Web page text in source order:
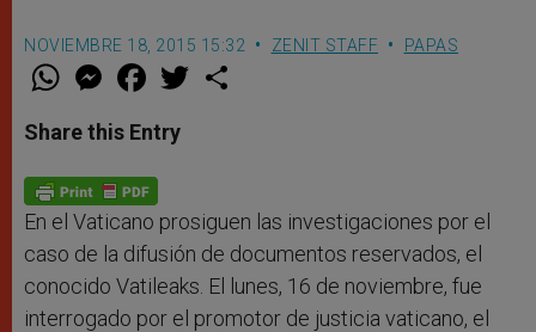
NOVIEMBRE 18, 2015 15:32 ZENIT STAFF PAPAS
W
t
s
p
p
M
e
s
e
g
e
r
F
a
e
b
o
k
w
Share this Entry
En el Vaticano prosiguen las investigaciones por el
caso de la difusión de documentos reservados, el
conocido Vatileaks. El lunes, 16 de noviembre, fue
interrogado por el promotor de justicia vaticano, el